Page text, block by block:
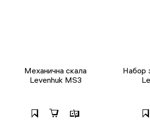
Механична скала
Levenhuk MS3
Набор